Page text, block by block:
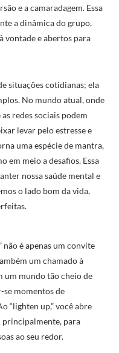
e a camaradagem. Essa
a dinâmica do grupo,
vontade e abertos para
situações cotidianas; ela
No mundo atual, onde
redes sociais podem
levar pelo estresse e
uma espécie de mantra,
em meio a desafios. Essa
nossa saúde mental e
o lado bom da vida,
é apenas um convite
um chamado à
um mundo tão cheio de
se momentos de
“lighten up,” você abre
principalmente, para
ao seu redor.